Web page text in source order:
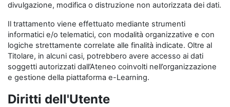
divulgazione, modifica o distruzione non autorizzata dei dati.
Il trattamento viene effettuato mediante strumenti
informatici e/o telematici, con modalità organizzative e con
logiche strettamente correlate alle finalità indicate. Oltre al
Titolare, in alcuni casi, potrebbero avere accesso ai dati
soggetti autorizzati dall’Ateneo coinvolti nell’organizzazione
e gestione della piattaforma e-Learning.
Diritti dell'Utente